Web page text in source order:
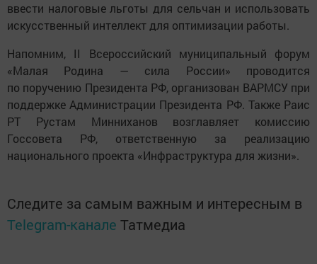
ввести налоговые льготы для сельчан и использовать
искусственный интеллект для оптимизации работы.
Напомним, II Всероссийский муниципальный форум
«Малая Родина — сила России» проводится
по поручению Президента РФ, организован ВАРМСУ при
поддержке Администрации Президента РФ. Также Раис
РТ Рустам Минниханов возглавляет комиссию
Госсовета РФ, ответственную за реализацию
национального проекта «Инфраструктура для жизни».
Следите за самым важным и интересным в
Telegram-канале Татмедиа